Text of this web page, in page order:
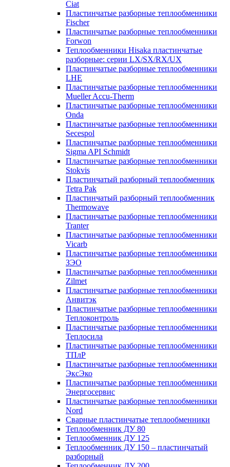
Ciat
Пластинчатые разборные теплообменники
Fischer
Пластинчатые разборные теплообменники
Forwon
Теплообменники Hisaka пластинчатые
разборные: серии LX/SX/RX/UX
Пластинчатые разборные теплообменники
LHE
Пластинчатые разборные теплообменники
Mueller Accu-Therm
Пластинчатые разборные теплообменники
Onda
Пластинчатые разборные теплообменники
Secespol
Пластинчатые разборные теплообменники
Sigma API Schmidt
Пластинчатые разборные теплообменники
Stokvis
Пластинчатый разборный теплообменник
Tetra Pak
Пластинчатый разборный теплообменник
Thermowave
Пластинчатые разборные теплообменники
Tranter
Пластинчатые разборные теплообменники
Vicarb
Пластинчатые разборные теплообменники
ЗЭО
Пластинчатые разборные теплообменники
Zilmet
Пластинчатые разборные теплообменники
Анвитэк
Пластинчатые разборные теплообменники
Теплоконтроль
Пластинчатые разборные теплообменники
Теплосила
Пластинчатые разборные теплообменники
ТПлР
Пластинчатые разборные теплообменники
ЭксЭко
Пластинчатые разборные теплообменники
Энергосервис
Пластинчатые разборные теплообменники
Nord
Сварные пластинчатые теплообменники
Теплообменник ДУ 80
Теплообменник ДУ 125
Теплообменник ДУ 150 – пластинчатый
разборный